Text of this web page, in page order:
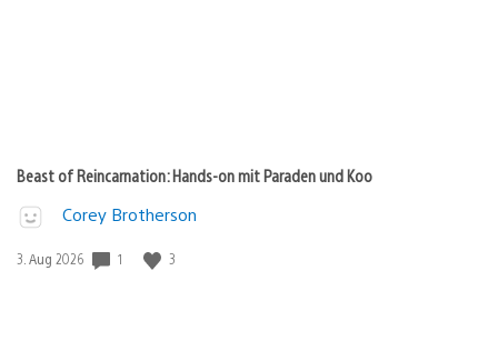
Beast of Reincarnation: Hands-on mit Paraden und Koo
Corey Brotherson
Veröffentlichungsdatum:
3. Aug 2026 1 3